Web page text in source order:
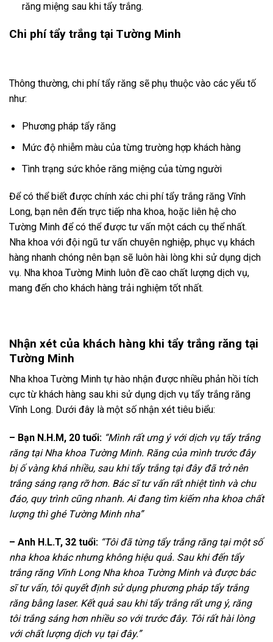
răng miệng sau khi tẩy trắng.
Chi phí tẩy trắng tại Tường Minh
Thông thường, chi phí tẩy răng sẽ phụ thuộc vào các yếu tố
như:
Phương pháp tẩy răng
Mức độ nhiễm màu của từng trường hợp khách hàng
Tình trạng sức khỏe răng miệng của từng người
Để có thể biết được chính xác chi phí tẩy trắng răng Vĩnh
Long, bạn nên đến trực tiếp nha khoa, hoặc liên hệ cho
Tường Minh để có thể được tư vấn một cách cụ thể nhất.
Nha khoa với đội ngũ tư vấn chuyên nghiệp, phục vụ khách
hàng nhanh chóng nên bạn sẽ luôn hài lòng khi sử dụng dịch
vụ. Nha khoa Tường Minh luôn đề cao chất lượng dịch vụ,
mang đến cho khách hàng trải nghiệm tốt nhất.
Nhận xét của khách hàng khi tẩy trắng răng tại
Tường Minh
Nha khoa Tường Minh tự hào nhận được nhiều phản hồi tích
cực từ khách hàng sau khi sử dụng dịch vụ tẩy trắng răng
Vĩnh Long. Dưới đây là một số nhận xét tiêu biểu:
– Bạn N.H.M, 20 tuổi: “Mình rất ưng ý với dịch vụ tẩy trắng
răng tại Nha khoa Tường Minh. Răng của mình trước đây
bị ố vàng khá nhiều, sau khi tẩy trắng tại đây đã trở nên
trắng sáng rạng rỡ hơn. Bác sĩ tư vấn rất nhiệt tình và chu
đáo, quy trình cũng nhanh. Ai đang tìm kiếm nha khoa chất
lượng thì ghé Tường Minh nha”
– Anh H.L.T, 32 tuổi: “Tôi đã từng tẩy trắng răng tại một số
nha khoa khác nhưng không hiệu quả. Sau khi đến tẩy
trắng răng Vĩnh Long Nha khoa Tường Minh và được bác
sĩ tư vấn, tôi quyết định sử dụng phương pháp tẩy trắng
răng bằng laser. Kết quả sau khi tẩy trắng rất ưng ý, răng
tôi trắng sáng hơn nhiều so với trước đây. Tôi rất hài lòng
với chất lượng dịch vụ tại đây.”